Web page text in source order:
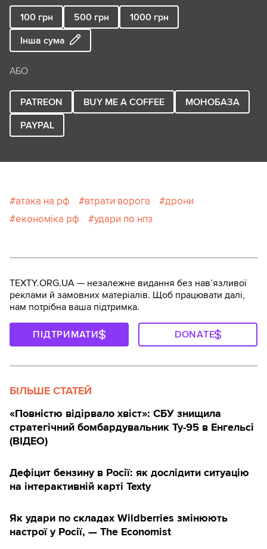
100 грн 500 грн 1000 грн
Інша сума
АБО
PATREON BUY ME A COFFEE
МОНОБАЗА
PAYPAL
атака на рф втрати ворога
дрони
економіка рф
удари по нпз
TEXTY.ORG.UA — незалежне видання без навʼязливої
реклами й замовних матеріалів. Щоб працювати далі,
нам потрібна ваша підтримка.
ПІДТРИМАТИ DONATE
БІЛЬШЕ СТАТЕЙ
«Повністю відірвало хвіст»: СБУ знищила
стратегічний бомбардувальник Ту-95 в Енгельсі
(ВІДЕО)
Дефіцит бензину в Росії: як дослідити ситуацію
на інтерактивній карті Texty
Як удари по складах Wildberries змінюють
настрої у Росії, — The Economist